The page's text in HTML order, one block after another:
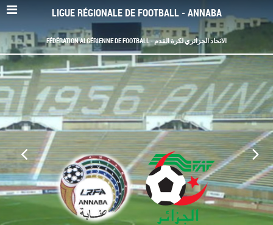
LIGUE RÉGIONALE DE FOOTBALL - ANNABA
FÉDÉRATION ALGÉRIENNE DE FOOTBALL - الاتحاد الجزائري لكرة القدم